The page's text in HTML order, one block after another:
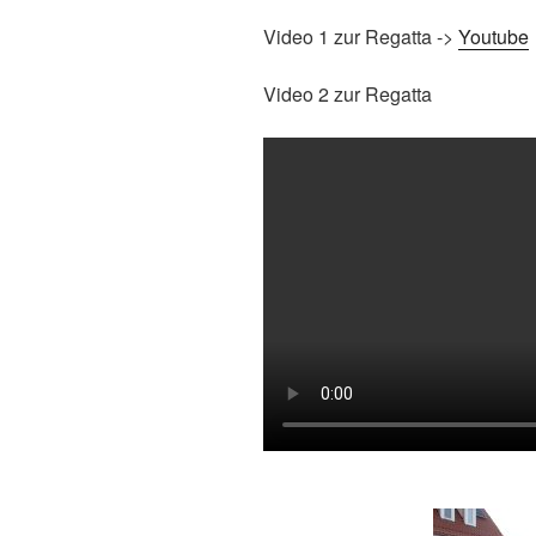
Video 1 zur Regatta -> Youtube
Video 2 zur Regatta